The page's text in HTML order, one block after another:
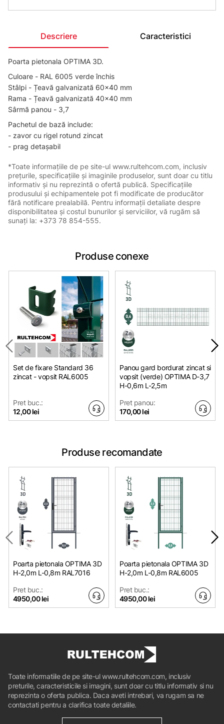
Descriere Caracteristici
Poarta pietonala OPTIMA 3D.
Culoare - RAL 6005 verde închis
Stâlpi - Țeavă galvanizată 60x40 mm
Rama - Țeavă galvanizată 40x40 mm
Sârmă panou - 3,7
Pachetul de bază include:
- zavor cu rigel rotund zincat
- prag detașabil
*Toate informațiile de pe site-ul www.rultehcom.com, inclusiv
prețurile, specificațiile și imaginile produselor, sunt doar cu titlu
informativ și nu reprezintă o ofertă publică. Specificațiile
produsului și echipamentele pot fi modificate de producător
fără notificare prealabilă. Pentru informații detaliate despre
disponibilitatea și costul bunurilor și serviciilor, vă rugăm să
sunați la: +373 78 854-555.
Produse conexe
Set de fixare Standard 36
zincat - vopsit RAL6005
Pret buc.:
12,00 lei
Panou gard bordurat zincat si
vopsit (verde) OPTIMA D-3,7
H-0,6m L-2,5m
Pret panou:
170,00 lei
Produse recomandate
Poarta pietonala OPTIMA 3D
H-2,0m L-0,8m RAL7016
Pret buc.:
4950,00 lei
Poarta pietonala OPTIMA 3D
H-2,0m L-0,8m RAL6005
Pret buc.:
4950,00 lei
Toate informatiile de pe site-ul www.rultehcom.com, inclusiv
preturile, caracteristicile si imagini, sunt doar cu titlu informativ si nu
reprezinta o oferta publica. Daca aveti intrebari, va rugam sa ne
contactati pentru a clarifica toate detaliile.